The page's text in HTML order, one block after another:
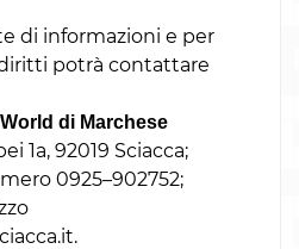
di informazioni e per
diritti potrà contattare
di Marchese
1a, 92019 Sciacca;
0925–902752;
.